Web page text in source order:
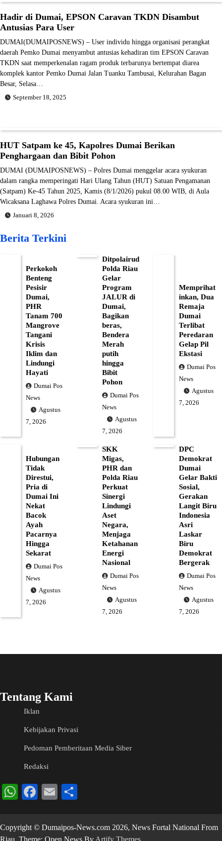
Hadir di Dumai, EPSON Caravan TKDN Disambut
Antusias Para User
DUMAI(DUMAIPOSNEWS) – User individu hingga organisasi perangkat
daerah Pemko Dumai menyambut antusias kehadiran tim EPSON Caravan
TKDN saat memperkenalan ragam produk terbarunya bertempat diarea
komplek kantor Pemko Dumai Jalan Tuanku Tambusai, Kelurahan Bagan
Besar, Selasa…
September 18, 2025
HUT Satpam ke 45, Kapolres Dumai Berikan
Penghargaan dan Bibit Pohon
DUMAI (DUMAIPOSNEWS) – Polres Dumai menggelar acara syukuran
dalam rangka memperingati Hari Ulang Tahun (HUT) Satuan Pengamanan
(Satpam) Ke-45 Tahun 2025, Kamis (8/1/2026) pukul 08.00 WIB, di Aula
Wicaksana Laghawa Polres Dumai. Acara syukuran ini…
Januari 8, 2026
Berita Terkini
Perkokoh
Benteng
Pesisir
Dumai,
PHR
Tanam 700
Mangrove
Tangani
Krisis
Iklim dan
Lindungi
Hayati
Dumai Pos
News
Agustus
7, 2026
Ditpolairud
Polda Riau
Gelar
Program
JALUR di
Dumai,
Bagikan
beras,
Bendera
Merah
putih
hingga
Bibit
Pohon
Dumai Pos
News
Agustus
7, 2026
Memprihat
inkan, Dua
Remaja
Dumai
Terlibat
Peredaran
Gelap Pil
Ekstasi
Dumai Pos
News
Agustus
7, 2026
Hubungan
Tidak
Direstui,
Pria di
Dumai Ini
Nekat
Bacok
Ayah
Pacarnya
Hingga
Sekarat
Dumai Pos
News
Agustus
7, 2026
SKK
Migas,
PHR dan
Polda Riau
Perkuat
Sinergi
Lindungi
Aset
Negara,
Menjaga
Ketahanan
Energi
Nasional
Dumai Pos
News
Agustus
7, 2026
DPC
Demokrat
Dumai
Gelar Bakti
Sosial,
Gerakan
Langit Biru
Indonesia
Asri
Laskar
Biru
Demokrat
Bergerak
Dumai Pos
News
Agustus
7, 2026
Tentang Kami
Iklan
Kebijakan Privasi
Pedoman Pemberitaan Media Siber
Redaksi
WhatsApp
Facebook
Email
Copyright © Dumaipos-News.com 2026, News Fortal National From